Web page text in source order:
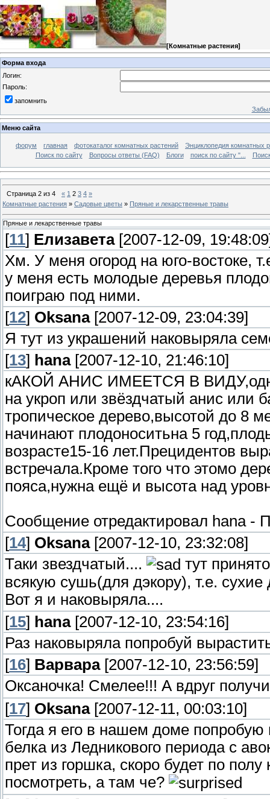
[Комнатные растения]
Форма входа
Логин:
Пароль:
запомнить
Меню сайта
форум главная фотокаталог комнатных растений
Энциклопедия комнатных
Поиск по сайту
Вопросы ответы (FAQ) Блоги поиск по сайту "...
Страница 2 из 4 « 1 2 3 4 »
Комнатные растения » Садовые цветы » Пряные и лекарственные травы
Пряные и лекарственные травы
[11] Елизавета[2007-12-09,
Хм. У меня огород на юго-востоке,
у меня есть молодые деревья
поиграю под ними.
[12] Oksana[2007-12-09, 23:04:39]
Я тут из украшений наковыряла
[13] hana[2007-12-10, 21:46:10]
кАКОЙ АНИС ИМЕЕТСЯ В
на укроп или звёздчатый анис или
тропическое дерево,высотой до 8
начинают плодоноситьна 5
возрасте15-16 лет.Прецидентов
встречала.Кроме того что этомо
пояса,нужна ещё и высота над
Сообщение отредактировал hana-
[14] Oksana[2007-12-10, 23:32:08]
Таки звездчатый....
тут
всякую сушь(для дэкору), т.е. сухие
Вот я и наковыряла....
[15] hana[2007-12-10, 23:54:16]
Раз наковыряла попробуй
[16] Варвара[2007-12-10, 23:56:59]
Оксаночка! Смелее!!! А вдруг
[17] Oksana[2007-12-11, 00:03:10]
Тогда я его в нашем доме попробую
белка из Ледникового периода с
прет из горшка, скоро будет по
посмотреть, а там че?